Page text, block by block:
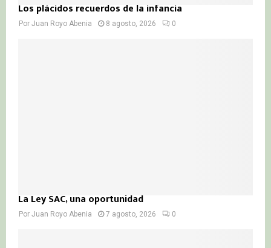
Los plácidos recuerdos de la infancia
Por Juan Royo Abenia 8 agosto, 2026 0
La Ley SAC, una oportunidad
Por Juan Royo Abenia 7 agosto, 2026 0